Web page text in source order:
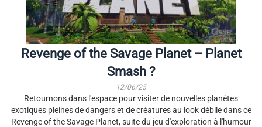
Revenge of the Savage Planet – Planet
Smash ?
12/06/25
Retournons dans l'espace pour visiter de nouvelles planètes
exotiques pleines de dangers et de créatures au look débile dans ce
Revenge of the Savage Planet, suite du jeu d'exploration à l'humour